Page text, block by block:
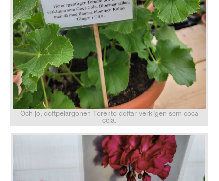
Och jo, doftpelargonen Torento doftar verkligen som coca
cola.